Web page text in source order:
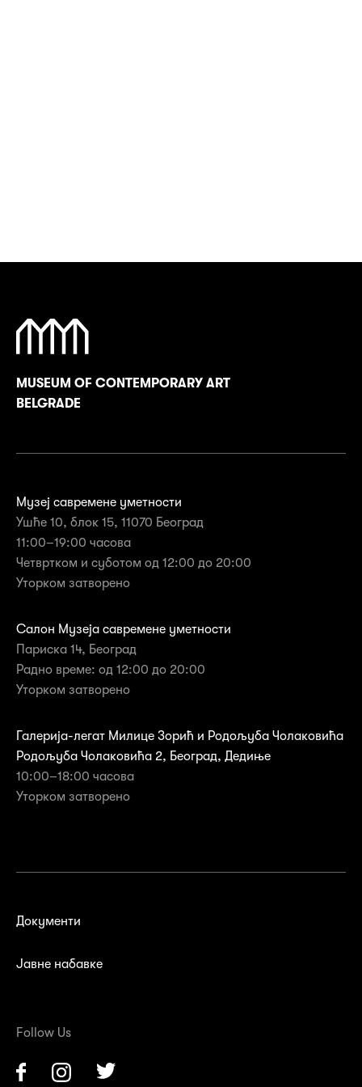
MUSEUM OF CONTEMPORARY ART
BELGRADE
Музеј савремене уметности
Ушће 10, блок 15, 11070 Београд
11:00–19:00 часова
Четвртком и суботом од 12:00 до 20:00
Уторком затворенo
Салон Музеја савремене уметности
Париска 14, Београд
Радно време: од 12:00 до 20:00
Уторком затворено
Галерија-легат Милице Зорић и Родољуба Чолаковића
Родољуба Чолаковића 2, Београд, Дедиње
10:00–18:00 часова
Уторком затворенo
Документи
Јавне набавке
Follow Us
Facebook Instagram